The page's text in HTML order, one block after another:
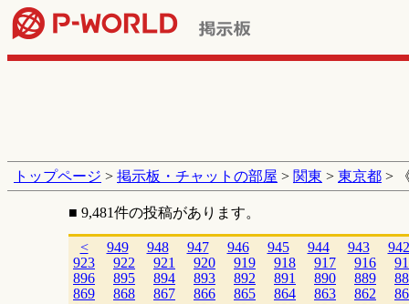
トップページ > 掲示板・チャットの部屋 > 関東 > 東京都 >
■ 9,481件の投稿があります。
< 949 948 947 946 945 944 943 942
923
922 921 920 919 918 917 916
896
895 894 893 892 891 890 889
869
868 867 866 865 864 863 862